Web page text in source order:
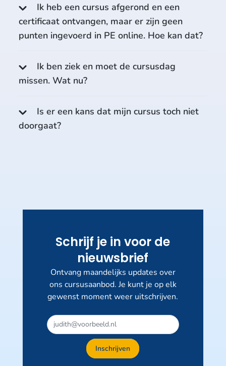
Ik heb een cursus afgerond en een
certificaat ontvangen, maar er zijn geen
punten ingevoerd in PE online. Hoe kan dat?
Ik ben ziek en moet de cursusdag
missen. Wat nu?
Is er een kans dat mijn cursus toch niet
doorgaat?
Schrijf je in voor de
nieuwsbrief
Ontvang maandelijks updates over
ons cursusaanbod. Je kunt je op elk
gewenst moment weer uitschrijven.
Dit
veld
Inschrijven